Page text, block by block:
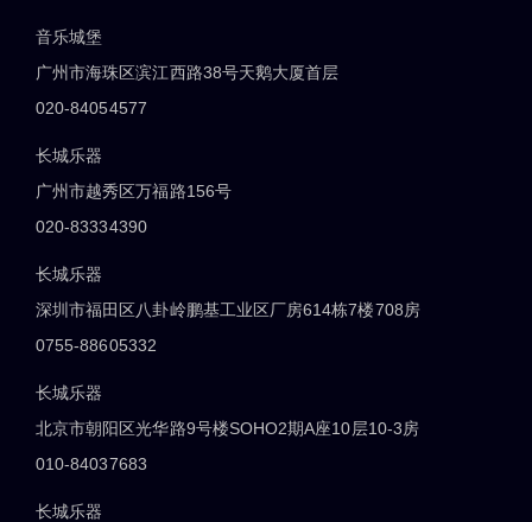
音乐城堡
广州市海珠区滨江西路38号天鹅大厦首层
020-84054577
长城乐器
广州市越秀区万福路156号
020-83334390
长城乐器
深圳市福田区八卦岭鹏基工业区厂房614栋7楼708房
0755-88605332
长城乐器
北京市朝阳区光华路9号楼SOHO2期A座10层10-3房
010-84037683
长城乐器